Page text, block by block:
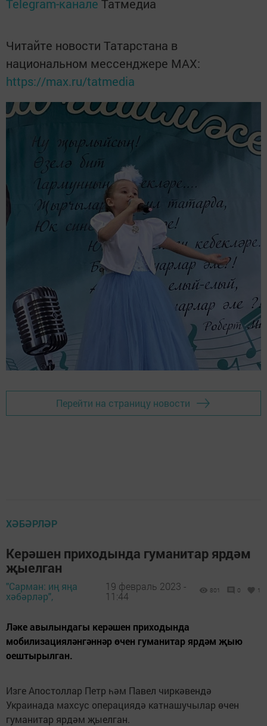
Telegram-канале Татмедиа
Читайте новости Татарстана в
национальном мессенджере MАХ:
https://max.ru/tatmedia
Перейти на страницу новости
ХӘБӘРЛӘР
Керәшен приходында гуманитар ярдәм
җыелган
"Сарман: иң яңа
хәбәрләр",
19 февраль 2023 -
11:44
801 0 1
Ләке авылындагы керәшен приходында
мобилизацияләнгәннәр өчен гуманитар ярдәм җыю
оештырылган.
Изге Апостоллар Петр һәм Павел чиркәвендә
Украинада махсус операциядә катнашучылар өчен
гуманитар ярдәм җыелган.